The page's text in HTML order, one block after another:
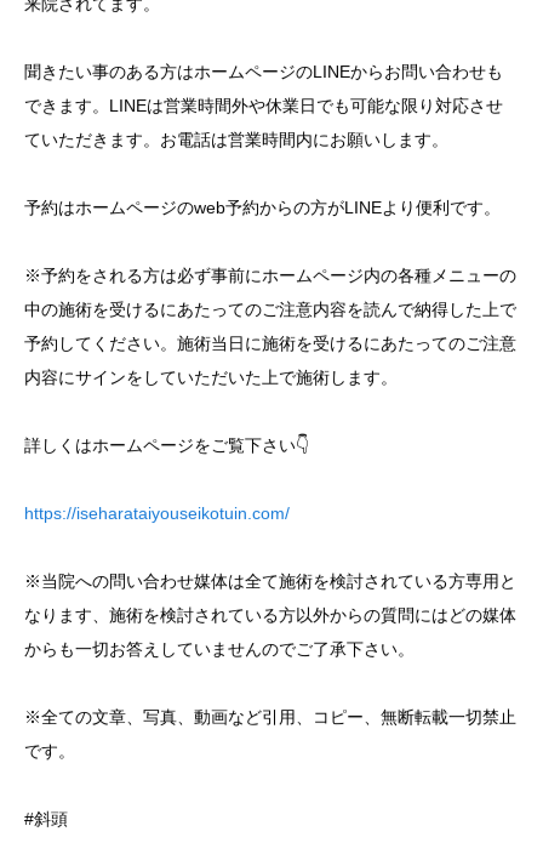
聞きたい事のある方はホームページのLINEからお問い合わせも
できます。LINEは営業時間外や休業日でも可能な限り対応させ
ていただきます。お電話は営業時間内にお願いします。
予約はホームページのweb予約からの方がLINEより便利です。
※予約をされる方は必ず事前にホームページ内の各種メニューの
中の施術を受けるにあたってのご注意内容を読んで納得した上で
予約してください。施術当日に施術を受けるにあたってのご注意
内容にサインをしていただいた上で施術します。
詳しくはホームページをご覧下さい👇
https://iseharataiyouseikotuin.com/
※当院への問い合わせ媒体は全て施術を検討されている方専用と
なります、施術を検討されている方以外からの質問にはどの媒体
からも一切お答えしていませんのでご了承下さい。
※全ての文章、写真、動画など引用、コピー、無断転載一切禁止
です。
#斜頭